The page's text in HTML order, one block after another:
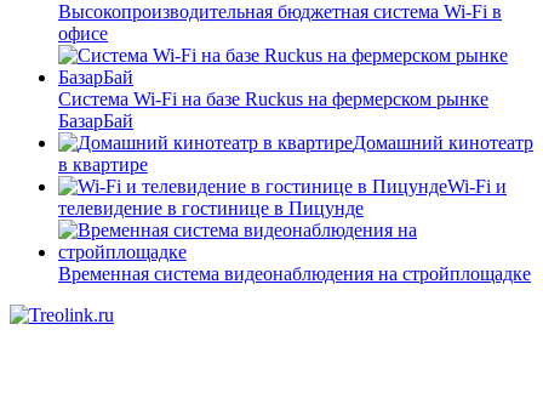
Высокопроизводительная бюджетная система Wi-Fi в
офисе
Система Wi-Fi на базе Ruckus на фермерском рынке
БазарБай
Домашний кинотеатр
в квартире
Wi-Fi и
телевидение в гостинице в Пицунде
Временная система видеонаблюдения на стройплощадке